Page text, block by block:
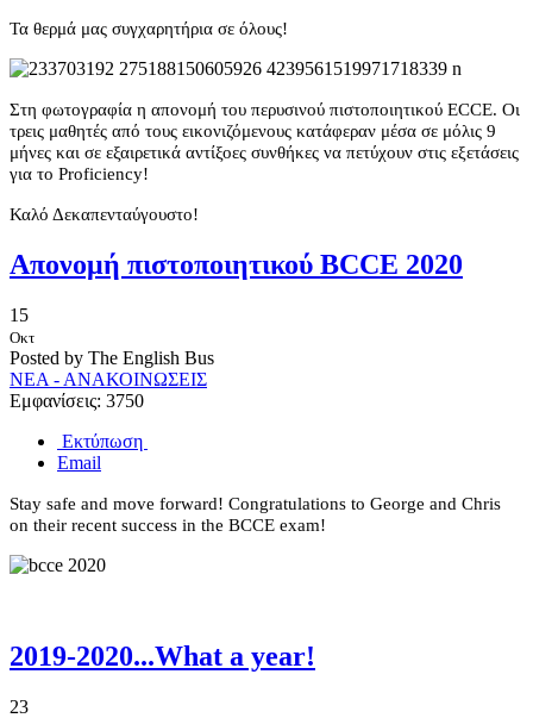
Τα θερμά μας συγχαρητήρια σε όλους!
Στη φωτογραφία η απονομή του περυσινού πιστοποιητικού ECCE. Οι
τρεις μαθητές από τους εικονιζόμενους κατάφεραν μέσα σε μόλις 9
μήνες και σε εξαιρετικά αντίξοες συνθήκες να πετύχουν στις εξετάσεις
για το Proficiency!
Καλό Δεκαπενταύγουστο!
Απονομή πιστοποιητικού BCCE 2020
15
Οκτ
Posted by The English Bus
ΝΕΑ - ΑΝΑΚΟΙΝΩΣΕΙΣ
Εμφανίσεις: 3750
Εκτύπωση
Email
Stay safe and move forward! Congratulations to George and Chris
on their recent success in the BCCE exam!
2019-2020...What a year!
23